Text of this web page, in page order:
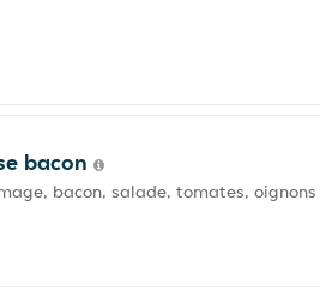
bacon
bacon, salade, tomates,